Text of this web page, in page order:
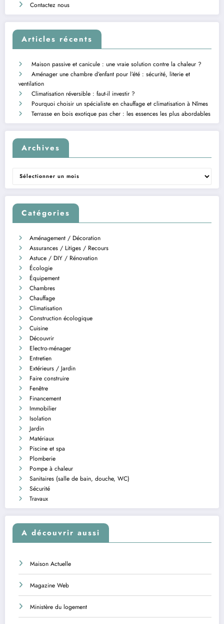
Contactez nous
Articles récents
Maison passive et canicule : une vraie solution contre la chaleur ?
Aménager une chambre d’enfant pour l’été : sécurité, literie et
ventilation
Climatisation réversible : faut-il investir ?
Pourquoi choisir un spécialiste en chauffage et climatisation à Nîmes
Terrasse en bois exotique pas cher : les essences les plus abordables
Archives
Archives
Catégories
Aménagement / Décoration
Assurances / Litiges / Recours
Astuce / DIY / Rénovation
Écologie
Équipement
Chambres
Chauffage
Climatisation
Construction écologique
Cuisine
Découvrir
Electro-ménager
Entretien
Extérieurs / Jardin
Faire construire
Fenêtre
Financement
Immobilier
Isolation
Jardin
Matériaux
Piscine et spa
Plomberie
Pompe à chaleur
Sanitaires (salle de bain, douche, WC)
Sécurité
Travaux
A découvrir aussi
Maison Actuelle
Magazine Web
Ministère du logement